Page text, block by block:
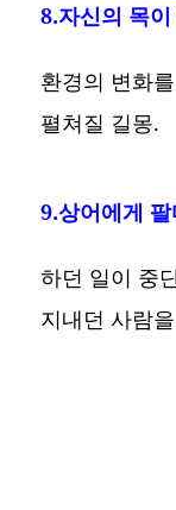
8.자신의 목
환경의 변화
펼쳐질 길몽.
9.상어에게
하던 일이 중
지내던 사람